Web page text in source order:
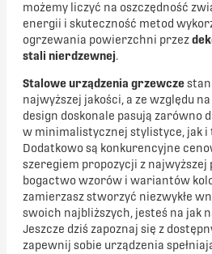
możemy liczyć na oszczędność
energii i skuteczność metod
ogrzewania powierzchni przez
stali nierdzewnej.
Staloweurządzenia grzewcze
najwyższej jakości, a ze względu
design doskonale pasują zarówno
w minimalistycznej stylistyce, jak i
Dodatkowo są konkurencyjne
szeregiem propozycji z najwyższej
bogactwo wzorów i wariantów
zamierzasz stworzyć niezwykłe
swoich najbliższych, jesteś na jak
Jeszcze dziś zapoznaj się z
zapewnij sobie urządzenia